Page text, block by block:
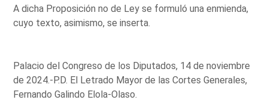
A dicha Proposición no de Ley se formuló una enmienda,
cuyo texto, asimismo, se inserta.
Palacio del Congreso de los Diputados, 14 de noviembre
de 2024.-P.D. El Letrado Mayor de las Cortes Generales,
Fernando Galindo Elola-Olaso.